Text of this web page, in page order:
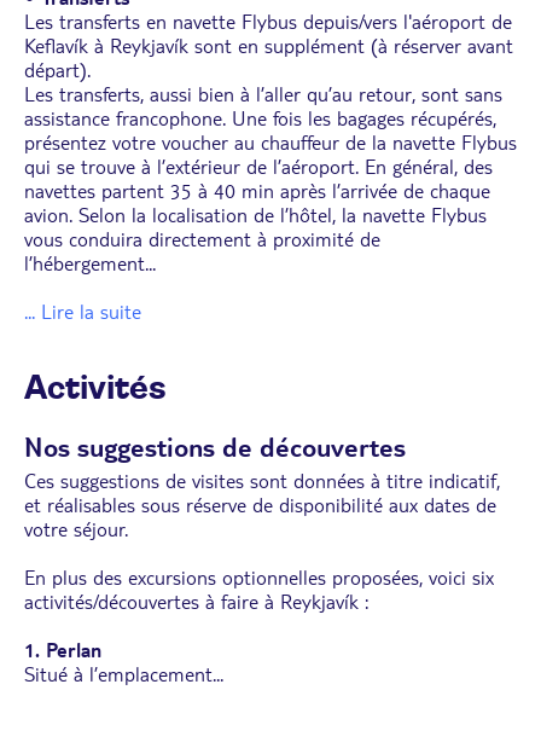
Les transferts en navette Flybus depuis/vers l'aéroport de
Keflavík à Reykjavík sont en supplément (à réserver avant
départ).
Les transferts, aussi bien à l’aller qu’au retour, sont sans
assistance francophone. Une fois les bagages récupérés,
présentez votre voucher au chauffeur de la navette Flybus
qui se trouve à l’extérieur de l’aéroport. En général, des
navettes partent 35 à 40 min après l’arrivée de chaque
avion. Selon la localisation de l’hôtel, la navette Flybus
vous conduira directement à proximité de
l’hébergement...
... Lire la suite
Activités
Nos suggestions de découvertes
Ces suggestions de visites sont données à titre indicatif,
et réalisables sous réserve de disponibilité aux dates de
votre séjour.
En plus des excursions optionnelles proposées, voici six
activités/découvertes à faire à Reykjavík :
1. Perlan
Situé à l’emplacement...